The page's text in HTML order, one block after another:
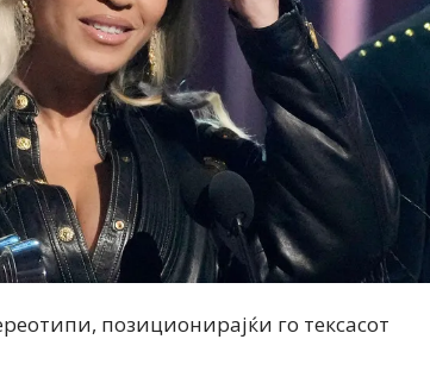
позиционирајќи го тексасот